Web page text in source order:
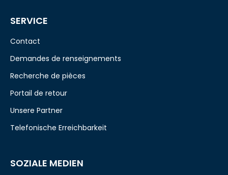
SERVICE
Contact
Demandes de renseignements
Recherche de pièces
Portail de retour
Unsere Partner
Telefonische Erreichbarkeit
SOZIALE MEDIEN